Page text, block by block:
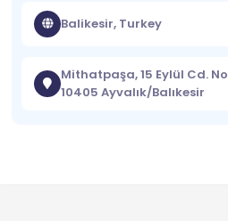
Balikesir, Turkey
Mithatpaşa, 15 Eylül Cd.
10405 Ayvalık/Balıkesir